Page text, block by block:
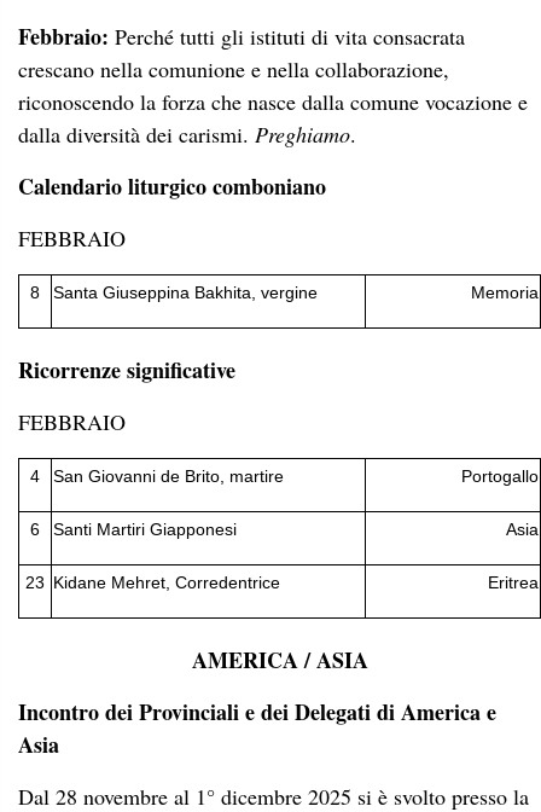
Febbraio: Perché tutti gli istituti di vita consacrata
crescano nella comunione e nella collaborazione,
riconoscendo la forza che nasce dalla comune vocazione e
dalla diversità dei carismi. Preghiamo.
Calendario liturgico comboniano
FEBBRAIO
8 Santa Giuseppina Bakhita, vergine Memoria
Ricorrenze significative
FEBBRAIO
4 San Giovanni de Brito, martire Portogallo
6 Santi Martiri Giapponesi Asia
23 Kidane Mehret, Corredentrice Eritrea
AMERICA / ASIA
Incontro dei Provinciali e dei Delegati di America e
Asia
Dal 28 novembre al 1° dicembre 2025 si è svolto presso la